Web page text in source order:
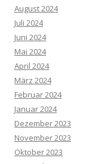
August 2024
Juli 2024
Juni 2024
Mai 2024
April 2024
März 2024
Februar 2024
Januar 2024
Dezember 2023
November 2023
Oktober 2023